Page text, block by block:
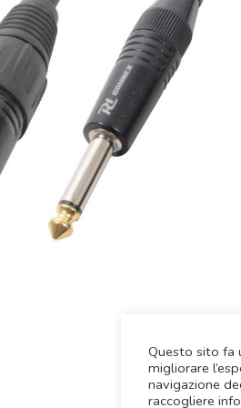
Questo sito fa
migliorare
navigazione
raccogliere